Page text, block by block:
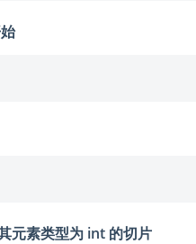
元素类型为 int 的切片